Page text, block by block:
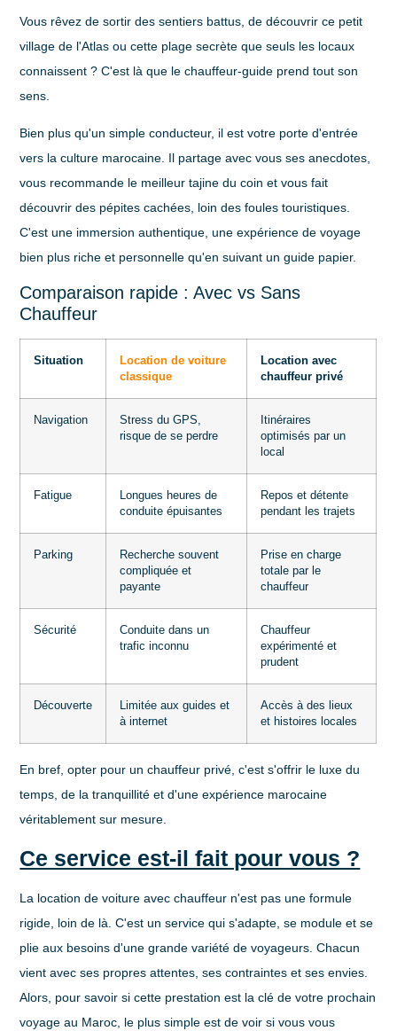
Vous rêvez de sortir des sentiers battus, de découvrir ce petit
village de l'Atlas ou cette plage secrète que seuls les locaux
connaissent ? C'est là que le chauffeur-guide prend tout son
sens.
Bien plus qu'un simple conducteur, il est votre porte d'entrée
vers la culture marocaine. Il partage avec vous ses anecdotes,
vous recommande le meilleur tajine du coin et vous fait
découvrir des pépites cachées, loin des foules touristiques.
C'est une immersion authentique, une expérience de voyage
bien plus riche et personnelle qu'en suivant un guide papier.
Comparaison rapide : Avec vs Sans
Chauffeur
Situation
Location de voiture
classique
Location avec
chauffeur privé
Navigation
Stress du GPS,
risque de se perdre
Itinéraires
optimisés par un
local
Fatigue
Longues heures de
conduite épuisantes
Repos et détente
pendant les trajets
Parking
Recherche souvent
compliquée et
payante
Prise en charge
totale par le
chauffeur
Sécurité
Conduite dans un
trafic inconnu
Chauffeur
expérimenté et
prudent
Découverte
Limitée aux guides et
à internet
Accès à des lieux
et histoires locales
En bref, opter pour un chauffeur privé, c'est s'offrir le luxe du
temps, de la tranquillité et d'une expérience marocaine
véritablement sur mesure.
Ce service est-il fait pour vous ?
La location de voiture avec chauffeur n'est pas une formule
rigide, loin de là. C'est un service qui s'adapte, se module et se
plie aux besoins d'une grande variété de voyageurs. Chacun
vient avec ses propres attentes, ses contraintes et ses envies.
Alors, pour savoir si cette prestation est la clé de votre prochain
voyage au Maroc, le plus simple est de voir si vous vous